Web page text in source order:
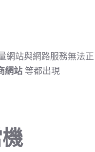
網站與網路服務無法正
網站 等都出現